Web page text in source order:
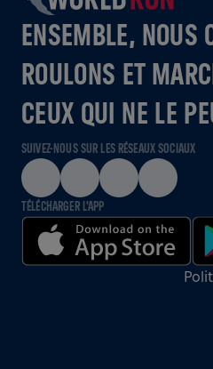
ENSEMBLE, NOUS
ROULONS ET
CEUX QUI NE LE
SUIVEZ-NOUS SUR LES RÉSEAUX SOCIAUX
TÉLÉCHARGER L'APP